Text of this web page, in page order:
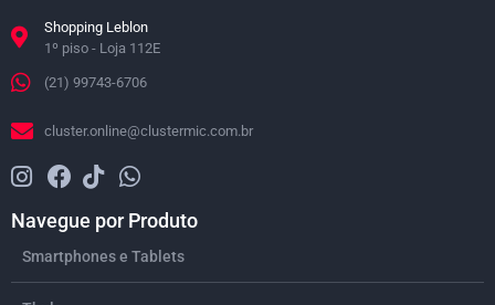
Shopping Leblon
1º piso - Loja 112E
(21) 99743-6706
cluster.online@clustermic.com.br
Navegue por Produto
Smartphones e Tablets